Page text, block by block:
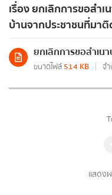
รายงานต้นทุนต่อหน่
รายงานงบทดลอง
รายงานการติดตามต
เรื่อง ยกเลิกการขอสำเ
บ้านจากประชาชนที่มา
ยกเลิกการขอสำเน
ขนาดไฟล์514 KB จ
แสดง